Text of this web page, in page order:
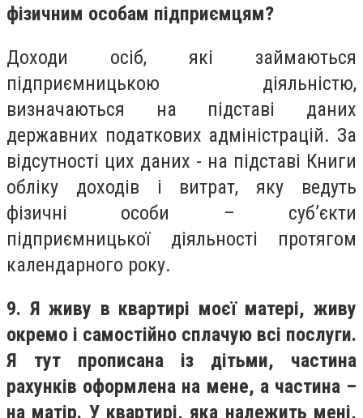
фізичним особам підприємцям?
Доходи осіб, які займаються
підприємницькою діяльністю,
визначаються на підставі даних
державних податкових адміністрацій. За
відсутності цих даних - на підставі Книги
обліку доходів і витрат, яку ведуть
фізичні особи – суб’єкти
підприємницької діяльності протягом
календарного року.
9. Я живу в квартирі моєї матері, живу
окремо і самостійно сплачую всі послуги.
Я тут прописана із дітьми, частина
рахунків оформлена на мене, а частина –
на матір. У квартирі, яка належить мені,